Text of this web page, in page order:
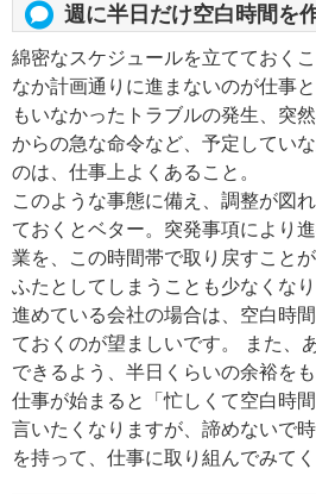
週に半日だけ空白時間を
綿密なスケジュールを立てておく
なか計画通りに進まないのが仕事
もいなかったトラブルの発生、突
からの急な命令など、予定してい
のは、仕事上よくあること。
このような事態に備え、調整が図
ておくとベター。突発事項により
業を、この時間帯で取り戻すこと
ふたとしてしまうことも少なくな
進めている会社の場合は、空白時
ておくのが望ましいです。 また、
できるよう、半日くらいの余裕を
仕事が始まると「忙しくて空白時
言いたくなりますが、諦めないで
を持って、仕事に取り組んでみてく